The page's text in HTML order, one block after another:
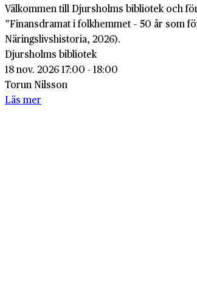
Välkommen till Djursholms bibliotek och
”Finansdramat i folkhemmet – 50 år som
Näringslivshistoria, 2026).
Djursholms bibliotek
18 nov. 2026 17:00 - 18:00
Torun Nilsson
Läs mer